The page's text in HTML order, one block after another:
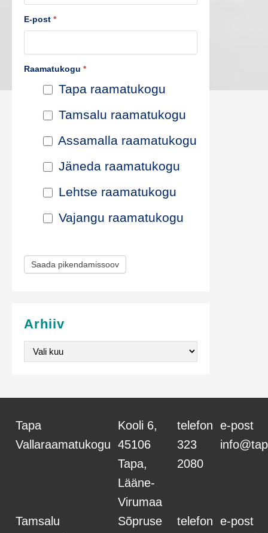
s
t
e
i
e
v
E-post *
Raamatukogu *
Tapa raamatukogu
Tamsalu raamatukogu
Assamalla raamatukogu
Jäneda raamatukogu
Lehtse raamatukogu
Vajangu raamatukogu
Saada pikendamissoov
Arhiiv
Arhiiv
Tapa
Vallaraamatukogu
Kooli 6,
45106
Tapa,
Lääne-
Virumaa
telefon
323
2080
e-post
Tamsalu
Sõpruse
telefon e-post